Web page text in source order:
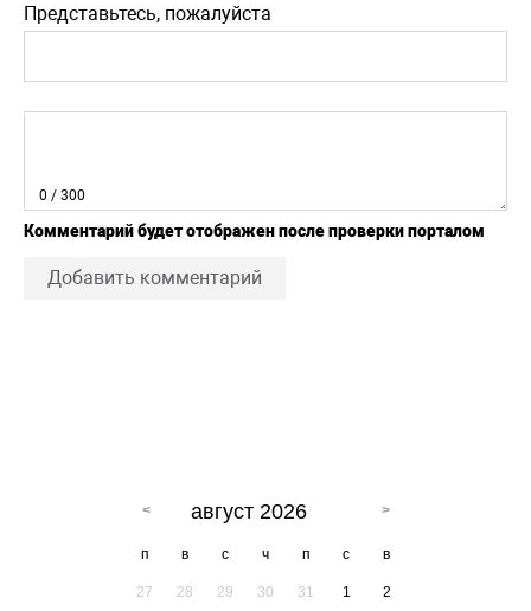
Представьтесь, пожалуйста
0 / 300
Комментарий будет отображен после проверки порталом
Добавить комментарий
август 2026
п в с ч п с в
27 28 29 30 31 1 2